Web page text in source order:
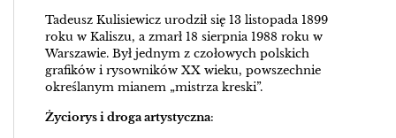
Tadeusz Kulisiewicz urodził się 13 listopada 1899
roku w Kaliszu, a zmarł 18 sierpnia 1988 roku w
Warszawie. Był jednym z czołowych polskich
grafików i rysowników XX wieku, powszechnie
określanym mianem „mistrza kreski”.
Życiorys i droga artystyczna: